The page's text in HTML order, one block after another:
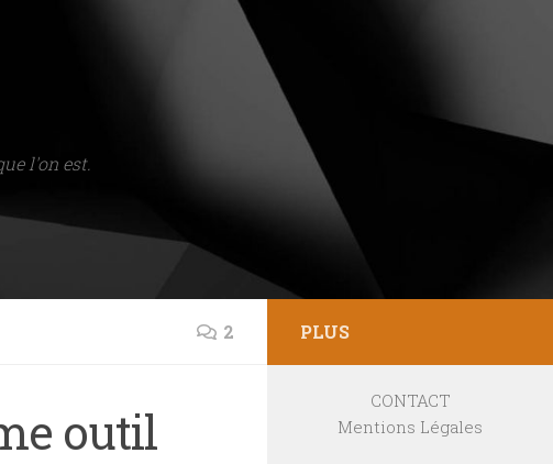
l'on est.
2
outil
PLUS
CONTACT
Mentions Légales